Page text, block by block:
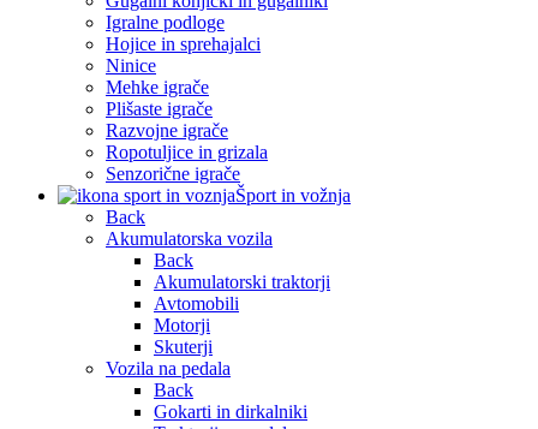
Igralne podloge
Hojice in sprehajalci
Ninice
Mehke igrače
Plišaste igrače
Razvojne igrače
Ropotuljice in grizala
Senzorične igrače
Šport in vožnja
Back
Akumulatorska vozila
Back
Akumulatorski traktorji
Avtomobili
Motorji
Skuterji
Vozila na pedala
Back
Gokarti in dirkalniki